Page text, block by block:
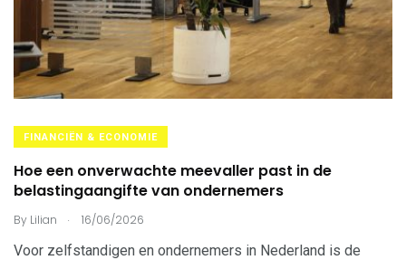
FINANCIËN & ECONOMIE
Hoe een onverwachte meevaller past in de
belastingaangifte van ondernemers
By Lilian . 16/06/2026
Voor zelfstandigen en ondernemers in Nederland is de